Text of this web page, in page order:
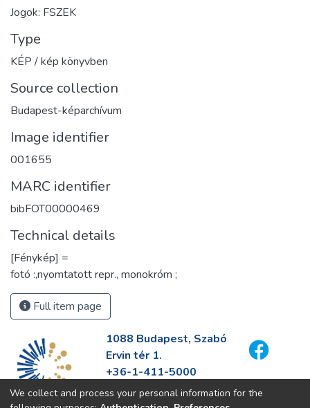
Jogok: FSZEK
Type
KÉP / kép könyvben
Source collection
Budapest-képarchívum
Image identifier
001655
MARC identifier
bibFOT00000469
Technical details
[Fénykép] =
fotó :,nyomtatott repr., monokróm ;
Full item page
1088 Budapest, Szabó
Ervin tér 1.
+36-1-411-5000
info@fszek.hu
We collect and process your personal information for the